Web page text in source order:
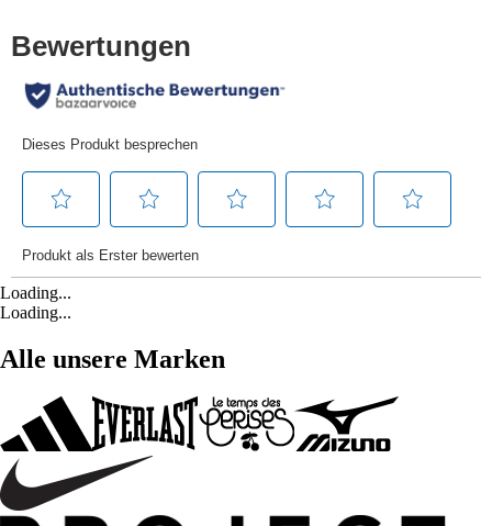
Loading...
Loading...
Alle unsere Marken